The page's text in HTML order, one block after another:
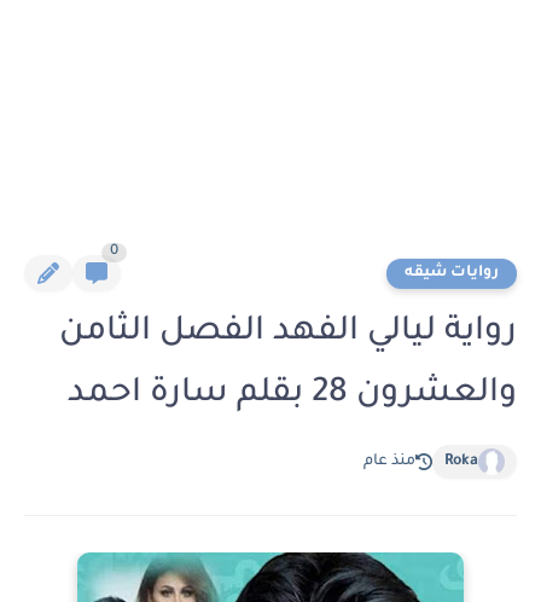
روايات شيقه
0
رواية ليالي الفهد الفصل الثامن
والعشرون 28 بقلم سارة احمد
Roka منذ عام